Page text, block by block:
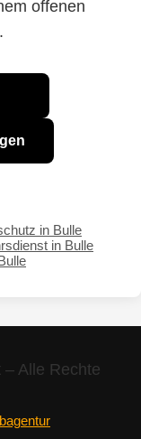
offenen
in Bulle
in Bulle
Alle Rechte